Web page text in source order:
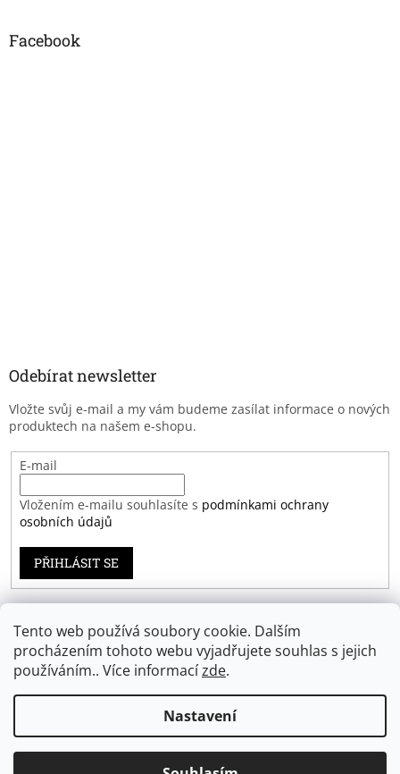
Tento web používá soubory cookie. Dalším
procházením tohoto webu vyjadřujete souhlas s jejich
používáním.. Více informacízde.
Nastavení
Facebook
Odebírat newsletter
Vložte svůj e-mail a my vám budeme zasílat informace o nových
produktech na našem e-shopu.
E-mail
Vložením e-mailu souhlasíte s podmínkami ochrany
osobních údajů
PŘIHLÁSIT SE
Záruka spokojenosti
Vytvořil Shoptet